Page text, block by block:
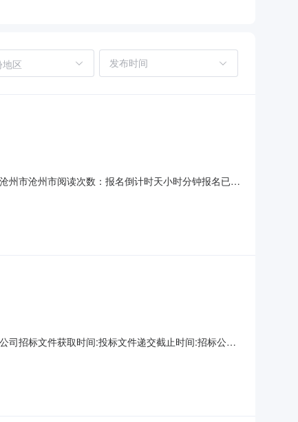
区
市沧州市阅读次数：报名倒计时天小时分钟报名已结
法律法规规定，现对该项目进行公开招标，选定承包
司招标文件获取时间:投标文件递交截止时间:招标公告
标条件本招标项目任丘市2018年农业综合开发第